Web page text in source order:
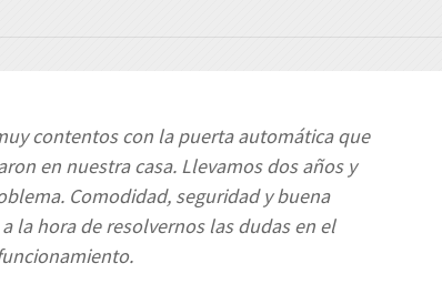
contentos con la puerta automática que
en nuestra casa. Llevamos dos años y
Comodidad, seguridad y buena
la hora de resolvernos las dudas en el